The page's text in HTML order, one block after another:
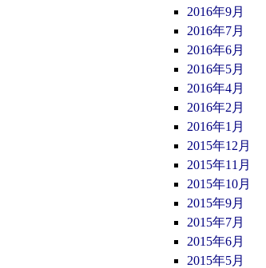
2016年9月
2016年7月
2016年6月
2016年5月
2016年4月
2016年2月
2016年1月
2015年12月
2015年11月
2015年10月
2015年9月
2015年7月
2015年6月
2015年5月